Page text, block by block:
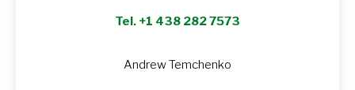
Tel. +1 438 282 7573
Andrew Temchenko